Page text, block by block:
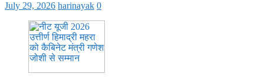
July 29, 2026 harinayak 0